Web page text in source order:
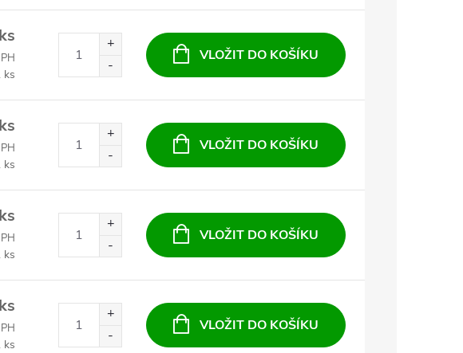
ks
VLOŽIT DO KOŠÍKU
ks
VLOŽIT DO KOŠÍKU
ks
VLOŽIT DO KOŠÍKU
ks
VLOŽIT DO KOŠÍKU